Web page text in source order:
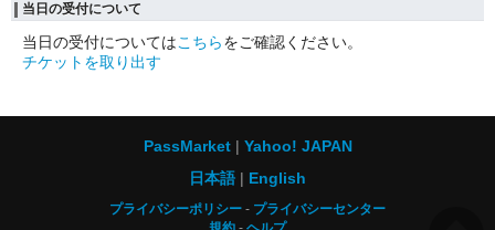
当日の受付について
当日の受付についてはこちらをご確認ください。
チケットを取り出す
PassMarket
Yahoo! JAPAN
日本語
English
プライバシーポリシー
プライバシーセンター